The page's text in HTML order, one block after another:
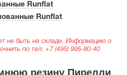
Runflat
Runflat
не быть на складе. Информацию о
по тел: +7 (495) 995-80-40
резину Пирелли